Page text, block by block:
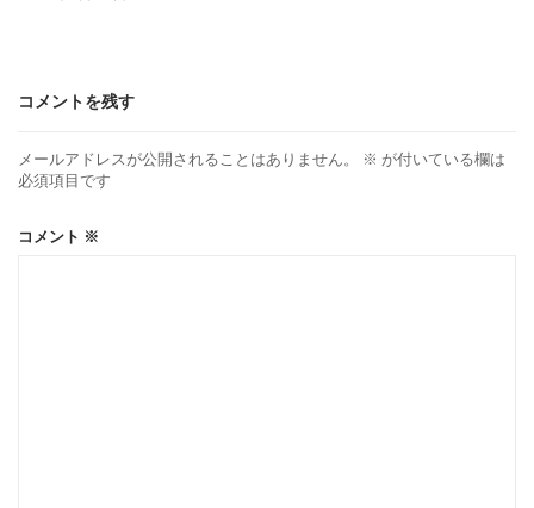
コメントを残す
メールアドレスが公開されることはありません。 ※ が付いている欄は
必須項目です
コメント ※